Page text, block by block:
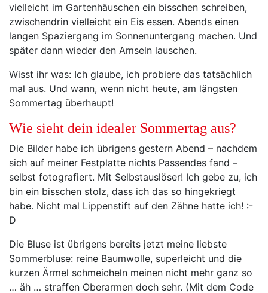
vielleicht im Gartenhäuschen ein bisschen schreiben,
zwischendrin vielleicht ein Eis essen. Abends einen
langen Spaziergang im Sonnenuntergang machen. Und
später dann wieder den Amseln lauschen.
Wisst ihr was: Ich glaube, ich probiere das tatsächlich
mal aus. Und wann, wenn nicht heute, am längsten
Sommertag überhaupt!
Wie sieht dein idealer Sommertag aus?
Die Bilder habe ich übrigens gestern Abend – nachdem
sich auf meiner Festplatte nichts Passendes fand –
selbst fotografiert. Mit Selbstauslöser! Ich gebe zu, ich
bin ein bisschen stolz, dass ich das so hingekriegt
habe. Nicht mal Lippenstift auf den Zähne hatte ich! :-
D
Die Bluse ist übrigens bereits jetzt meine liebste
Sommerbluse: reine Baumwolle, superleicht und die
kurzen Ärmel schmeicheln meinen nicht mehr ganz so
… äh … straffen Oberarmen doch sehr. (Mit dem Code